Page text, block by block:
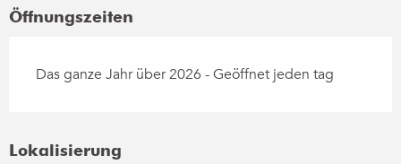
Öffnungszeiten
Das ganze Jahr über 2026 - Geöffnet jeden tag
Lokalisierung